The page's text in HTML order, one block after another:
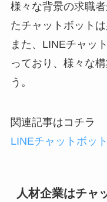
様々な背景の求職
たチャットボット
また、LINEチャッ
っており、様々な
う。
関連記事はコチラ
LINEチャットボッ
人材企業はチャ